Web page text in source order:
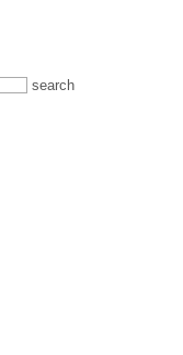
search